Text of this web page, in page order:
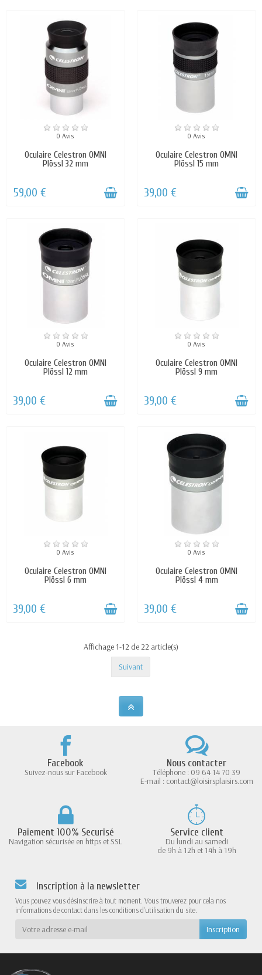
0 Avis
Oculaire Celestron OMNI
Plössl 32 mm
59,00 €
0 Avis
Oculaire Celestron OMNI
Plössl 15 mm
39,00 €
0 Avis
Oculaire Celestron OMNI
Plössl 12 mm
39,00 €
0 Avis
Oculaire Celestron OMNI
Plössl 9 mm
39,00 €
0 Avis
Oculaire Celestron OMNI
Plössl 6 mm
39,00 €
0 Avis
Oculaire Celestron OMNI
Plössl 4 mm
39,00 €
Affichage 1-12 de 22 article(s)
Suivant
Facebook
Suivez-nous sur Facebook
Nous contacter
Téléphone : 09 64 14 70 39
E-mail : contact@loisirsplaisirs.com
Paiement 100% Securisé
Navigation sécurisée en https et SSL
Service client
Du lundi au samedi
de 9h à 12h et 14h à 19h
Inscription à la newsletter
Vous pouvez vous désinscrire à tout moment. Vous trouverez pour cela nos
informations de contact dans les conditions d'utilisation du site.